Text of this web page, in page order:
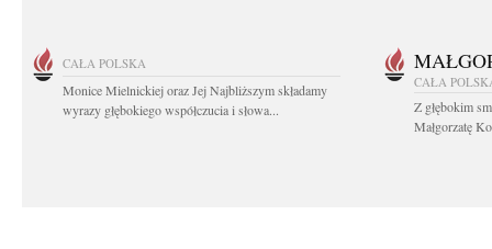
CAŁA POLSKA
Monice Mielnickiej oraz Jej Najbliższym składamy
wyrazy głębokiego współczucia i słowa...
CAŁA
Z głębokim
Małgorzatę